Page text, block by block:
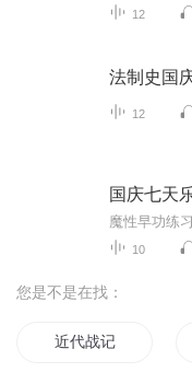
12
法制史国
12
国庆七天
魔性早功练习
10
您是不是在找：
近代战记